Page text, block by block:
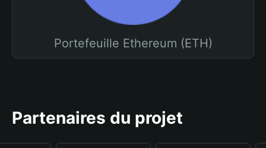
Portefeuille Ethereum (ETH)
Partenaires du projet